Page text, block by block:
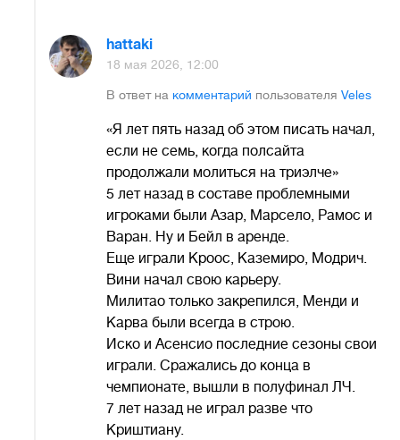
hattaki
18 мая 2026, 12:00
В ответ на комментарий пользователя Veles
«Я лет пять назад об этом писать начал,
если не семь, когда полсайта
продолжали молиться на триэлче»
5 лет назад в составе проблемными
игроками были Азар, Марсело, Рамос и
Варан. Ну и Бейл в аренде.
Еще играли Кроос, Каземиро, Модрич.
Вини начал свою карьеру.
Милитао только закрепился, Менди и
Карва были всегда в строю.
Иско и Асенсио последние сезоны свои
играли. Сражались до конца в
чемпионате, вышли в полуфинал ЛЧ.
7 лет назад не играл разве что
Криштиану.